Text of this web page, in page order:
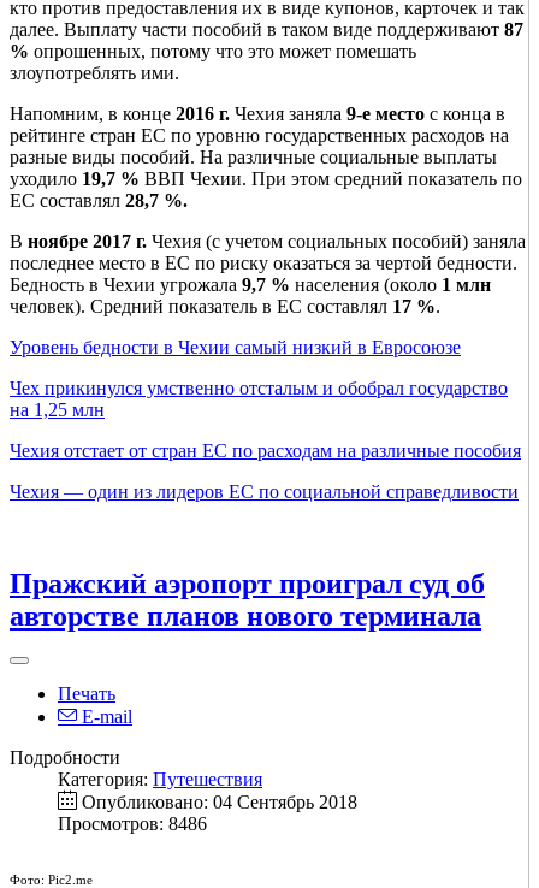
кто против предоставления их в виде купонов, карточек и так
далее. Выплату части пособий в таком виде поддерживают 87
% опрошенных, потому что это может помешать
злоупотреблять ими.
Напомним, в конце 2016 г. Чехия заняла 9-е место с конца в
рейтинге стран ЕС по уровню государственных расходов на
разные виды пособий. На различные социальные выплаты
уходило 19,7 % ВВП Чехии. При этом средний показатель по
ЕС составлял 28,7 %.
В ноябре 2017 г. Чехия (с учетом социальных пособий) заняла
последнее место в ЕС по риску оказаться за чертой бедности.
Бедность в Чехии угрожала 9,7 % населения (около 1 млн
человек). Средний показатель в ЕС составлял 17 %.
Уровень бедности в Чехии самый низкий в Евросоюзе
Чех прикинулся умственно отсталым и обобрал государство
на 1,25 млн
Чехия отстает от стран ЕС по расходам на различные пособия
Чехия — один из лидеров ЕС по социальной справедливости
Пражский аэропорт проиграл суд об
авторстве планов нового терминала
Печать
E-mail
Подробности
Категория: Путешествия
Опубликовано: 04 Сентябрь 2018
Просмотров: 8486
Фото: Pic2.me